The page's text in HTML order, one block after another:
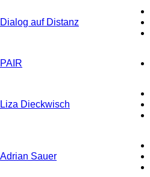
Dialog auf Distanz
PAIR
Liza Dieckwisch
Adrian Sauer